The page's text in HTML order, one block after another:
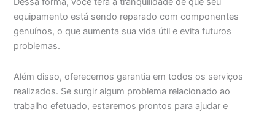
equipamento está sendo reparado com componentes
genuínos, o que aumenta sua vida útil e evita futuros
problemas.
Além disso, oferecemos garantia em todos os serviços
realizados. Se surgir algum problema relacionado ao
trabalho efetuado, estaremos prontos para ajudar e